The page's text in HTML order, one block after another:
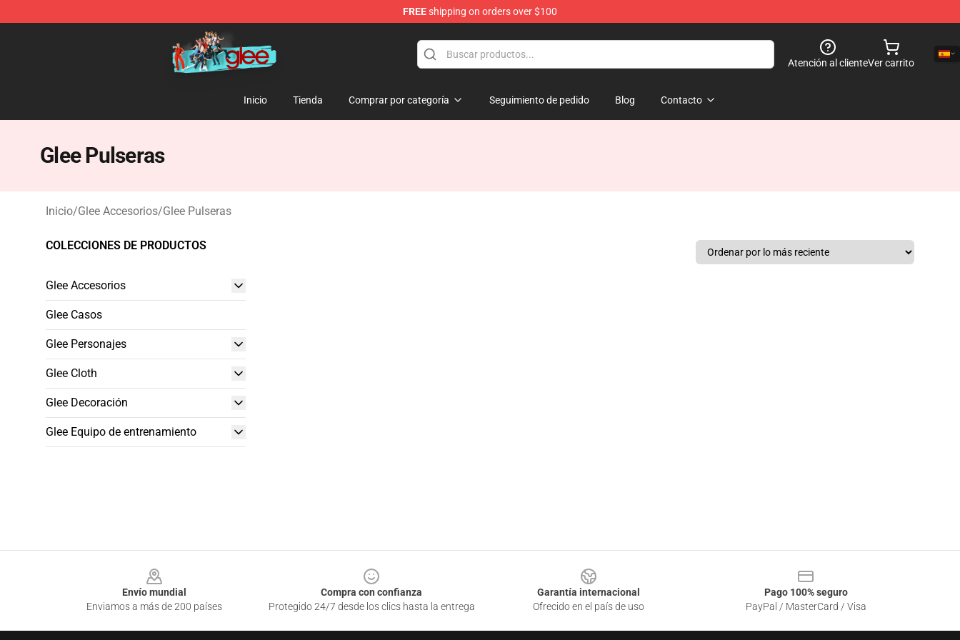
FREEshipping on orders over $100
Glee Store - Official Glee Merchandise Shop
Atención al clienteVer carrito
Inicio Tienda Comprar por categoría Seguimiento de pedido Blog Contacto
Glee Pulseras
Inicio/Glee Accesorios/Glee Pulseras
COLECCIONES DE PRODUCTOS
Glee Accesorios
Glee Casos
Glee Personajes
Glee Cloth
Glee Decoración
Glee Equipo de entrenamiento
Envío mundial
Enviamos a más de 200 países
Compra con confianza
Protegido 24/7 desde los clics hasta la entrega
Garantía internacional
Ofrecido en el país de uso
Pago 100% seguro
PayPal / MasterCard / Visa